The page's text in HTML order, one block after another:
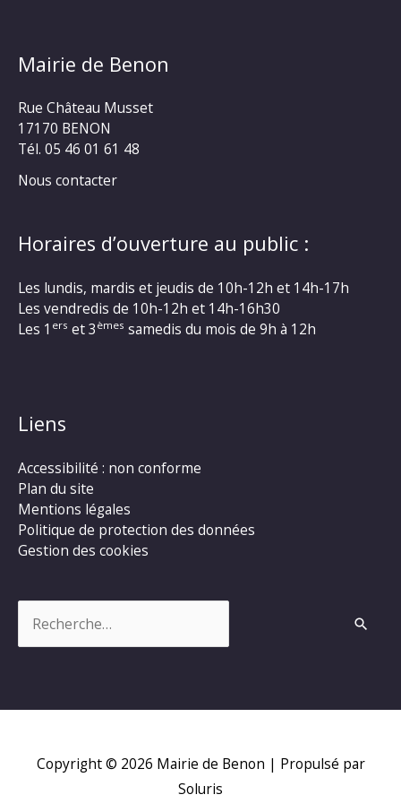
Mairie de Benon
Rue Château Musset
17170 BENON
Tél. 05 46 01 61 48
Nous contacter
Horaires d’ouverture au public :
Les lundis, mardis et jeudis de 10h-12h et 14h-17h
Les vendredis de 10h-12h et 14h-16h30
Les 1 ers et 3 èmes samedis du mois de 9h à 12h
Liens
Accessibilité : non conforme
Plan du site
Mentions légales
Politique de protection des données
Gestion des cookies
Copyright © 2026 Mairie de Benon | Propulsé par
Soluris